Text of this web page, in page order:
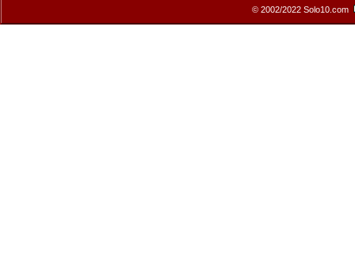
© 2002/2022 Solo10.com